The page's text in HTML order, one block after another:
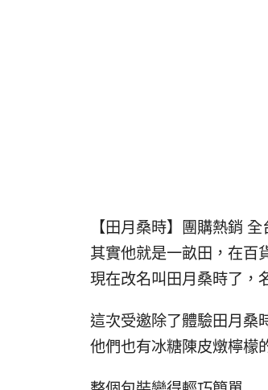
【田月桑時】團購熱銷
其實他就是一畝田，在百
現在改名叫田月桑時了，
這次受邀除了體驗田月桑
他們也有冰糖陳皮燉檸檬